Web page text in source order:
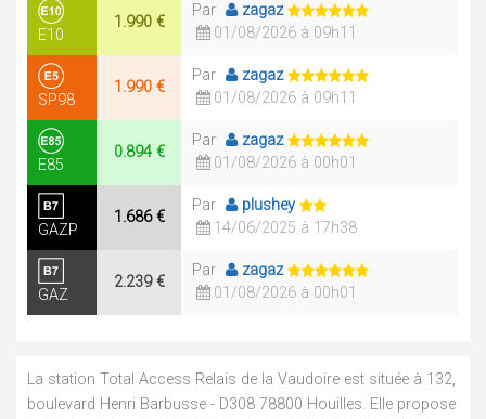
E10
1.990 €
Par
zagaz
01/08/2026 à 09h11
SP98
1.990 €
Par
zagaz
01/08/2026 à 09h11
E85
0.894 €
Par
zagaz
01/08/2026 à 00h01
GAZP
1.686 €
Par
plushey
14/06/2025 à 17h38
GAZ
2.239 €
Par
zagaz
01/08/2026 à 00h01
La station Total Access Relais de la Vaudoire est située à 132,
boulevard Henri Barbusse - D308 78800 Houilles. Elle propose